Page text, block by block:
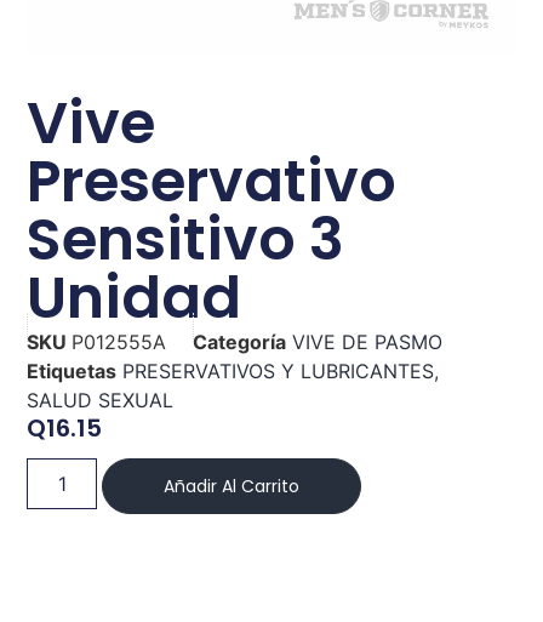
Vive
Preservativo
Sensitivo 3
Unidad
SKU P012555A Categoría VIVE DE PASMO
Etiquetas PRESERVATIVOS Y LUBRICANTES,
SALUD SEXUAL
Q16.15
Añadir Al Carrito